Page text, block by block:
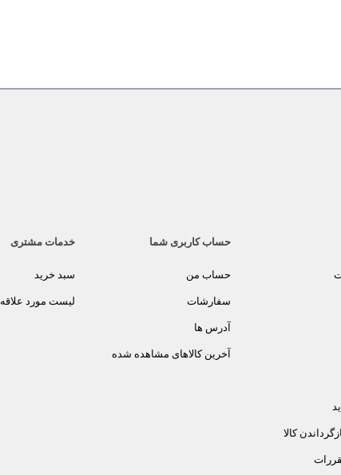
کالا
حساب کاربری شما
حساب من
سفارشات
آدرس ها
آخرین کالاهای مشاهده شده
خدمات مشتری
سبد خرید
لیست مورد علاقه